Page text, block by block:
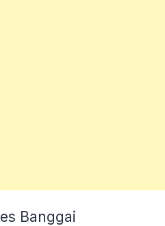
Banggai